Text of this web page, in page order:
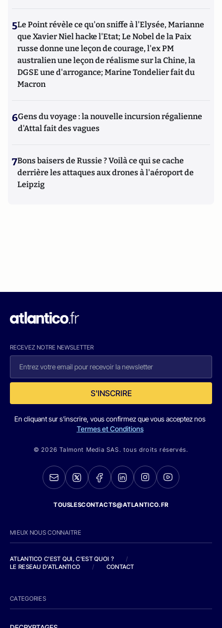
5Le Point révèle ce qu'on sniffe à l'Elysée, Marianne
que Xavier Niel hacke l'Etat; Le Nobel de la Paix
russe donne une leçon de courage, l'ex PM
australien une leçon de réalisme sur la Chine, la
DGSE une d'arrogance; Marine Tondelier fait du
Macron
6Gens du voyage : la nouvelle incursion régalienne
d'Attal fait des vagues
7Bons baisers de Russie ? Voilà ce qui se cache
derrière les attaques aux drones à l'aéroport de
Leipzig
RECEVEZ NOTRE NEWSLETTER
S'INSCRIRE
En cliquant sur s'inscrire, vous confirmez que vous acceptez nos
Termes et Conditions
© 2026 Talmont Media SAS. tous droits réservés.
TOUSLESCONTACTS@ATLANTICO.FR
MIEUX NOUS CONNAITRE
ATLANTICO C'EST QUI, C'EST QUOI ?
/
LE RESEAU D'ATLANTICO
/ CONTACT
CATEGORIES